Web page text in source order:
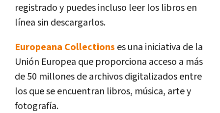
registrado y puedes incluso leer los libros en
línea sin descargarlos.
Europeana Collections es una iniciativa de la
Unión Europea que proporciona acceso a más
de 50 millones de archivos digitalizados entre
los que se encuentran libros, música, arte y
fotografía.